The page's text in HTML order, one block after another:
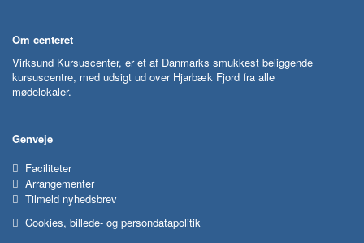
Om centeret
Virksund Kursuscenter, er et af Danmarks smukkest beliggende
kursuscentre, med udsigt ud over Hjarbæk Fjord fra alle
mødelokaler.
Genveje
Faciliteter
Arrangementer
Tilmeld nyhedsbrev
Cookies, billede- og persondatapolitik